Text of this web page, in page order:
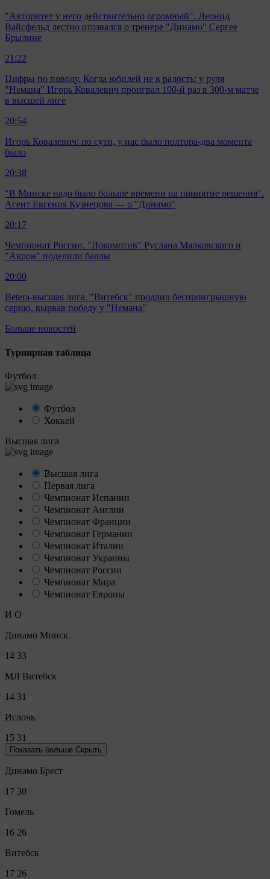
"Авторитет у него действительно огромный". Леонид
Вайсфельд лестно отозвался о тренере "Динамо" Сергее
Брылине
21:22
Цифры по поводу. Когда юбилей не в радость: у руля
"Немана" Игорь Ковалевич проиграл 100-й раз в 300-м матче
в высшей лиге
20:54
Игорь Ковалевич: по сути, у нас было полтора-два момента
было
20:38
"В Минске надо было больше времени на принятие решения".
Агент Евгения Кузнецова — о "Динамо"
20:17
Чемпионат России. "Локомотив" Руслана Мялковского и
"Акрон" поделили баллы
20:00
Betera-высшая лига. "Витебск" продлил беспроигрышную
серию, вырвав победу у "Немана"
Больше новостей
Турнирная таблица
Футбол
Футбол
Хоккей
Высшая лига
Высшая лига
Первая лига
Чемпионат Испании
Чемпионат Англии
Чемпионат Франции
Чемпионат Германии
Чемпионат Италии
Чемпионат Украины
Чемпионат России
Чемпионат Мира
Чемпионат Европы
И О
Динамо Минск
14 33
МЛ Витебск
14 31
Ислочь
15 31
Показать больше Скрыть
Динамо Брест
17 30
Гомель
16 26
Витебск
17 26